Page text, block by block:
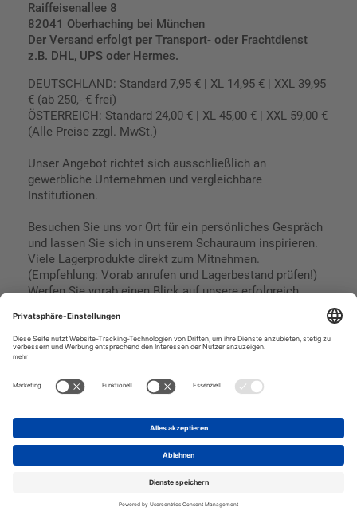
Raiffeisenallee 8
82041 Oberhaching bei München
Der Versand erfolgt per Transport- oder Frachtdienst
z.B. DHL, UPS oder Hermes.
DEUTSCHLAND: Standard 7,95 € | XL 14,95 € | XXL 39,95
€ (ab 250,- € frei)
ÖSTERREICH: Standard 24,00 € | XL 45,00 € | XXL 59,00 €
(Alle Preise zzgl. MwSt.)
Unser Angebot richtet sich ausschließlich an
gewerbliche Unternehmen und vergleichbare
Institutionen.
Besuchen Sie uns vor Ort für ein persönliches Gespräch
und lassen Sie sich in unserem Schauraum inspirieren.
Viele Lagerprodukte direkt zum Mitnehmen.
(Empfehlung: Vorab anrufen und Lagerbestand prüfen!)
Werfen Sie vorab einen Blick auf unsere erfolgreich
Impressum
Datenschutz
SEPA Lastschrift
Kreditkarte
Rechnungskauf